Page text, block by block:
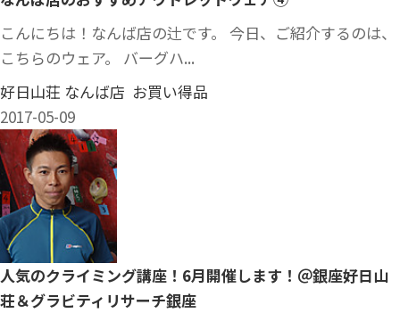
こんにちは！なんば店の辻です。 今日、ご紹介するのは、
こちらのウェア。 バーグハ...
好日山荘 なんば店 お買い得品
2017-05-09
人気のクライミング講座！6月開催します！＠銀座好日山
荘＆グラビティリサーチ銀座